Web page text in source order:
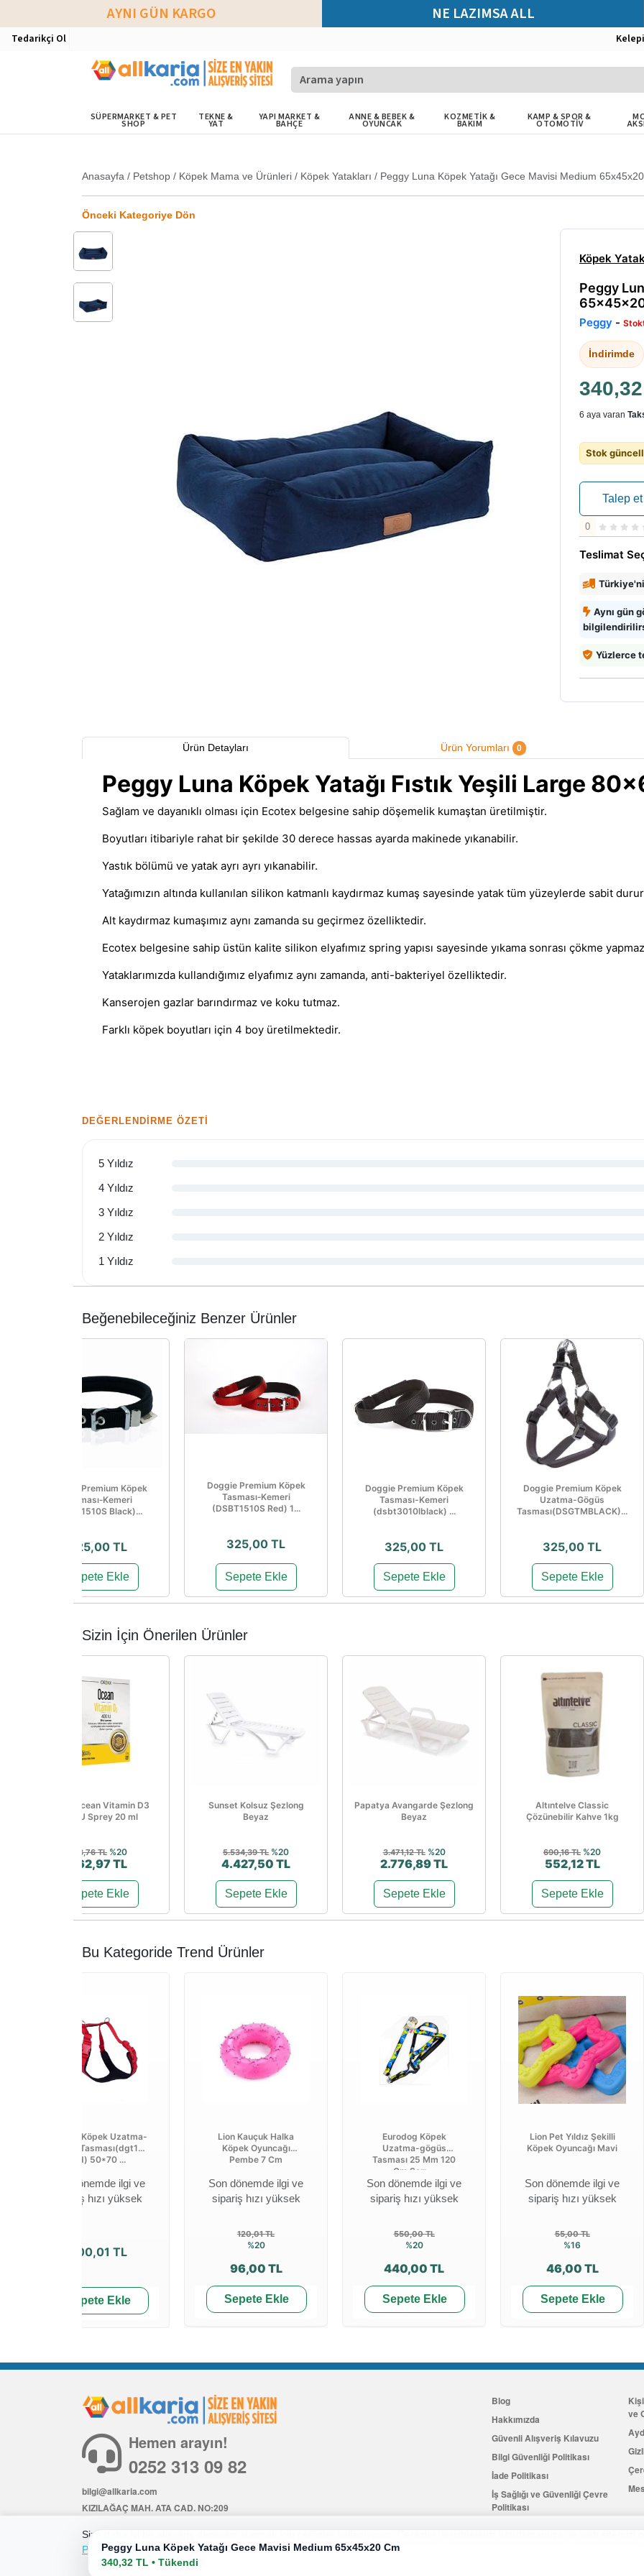
AYNI GÜN KARGO NE LAZIMSA ALL
Tedarikçi Ol
SÜPERMARKET & PET
SHOP
TEKNE &
YAT
YAPI MARKET &
BAHÇE
ANNE & BEBEK &
OYUNCAK
KOZMETİK &
BAKIM
KAMP & SPOR &
OTOMOTİV
Anasayfa / Petshop / Köpek Mama ve Ürünleri / Köpek Yatakları / Peggy Luna Köpek Yatağı Gece Mavisi Medium
Önceki Kategoriye Dön
Köpek
Peggy
Peggy -
İndirimde
340,32
6 aya varan
Stok
Talep et
0
Teslimat
Aynı gün
Yüzlerce
Ürün Detayları Ürün Yorumları 0
Peggy Luna Köpek Yatağı Fıstık Yeşili Large
Sağlam ve dayanıklı olması için Ecotex belgesine sahip döşemelik kumaştan üretilmiştir.
Boyutları itibariyle rahat bir şekilde 30 derece hassas ayarda makinede yıkanabilir.
Yastık bölümü ve yatak ayrı ayrı yıkanabilir.
Yatağımızın altında kullanılan silikon katmanlı kaydırmaz kumaş sayesinde yatak tüm yüzeylerde sabit
Alt kaydırmaz kumaşımız aynı zamanda su geçirmez özelliktedir.
Ecotex belgesine sahip üstün kalite silikon elyafımız spring yapısı sayesinde yıkama sonrası çökme
Yataklarımızda kullandığımız elyafımız aynı zamanda, anti-bakteriyel özelliktedir.
Kanserojen gazlar barındırmaz ve koku tutmaz.
Farklı köpek boyutları için 4 boy üretilmektedir.
DEĞERLENDIRME ÖZETI
5 Yıldız
4 Yıldız
3 Yıldız
2 Yıldız
1 Yıldız
Beğenebileceğiniz Benzer Ürünler
Doggie Premium Köpek
Tasması‑Kemeri
(DSBT1510S Black)...
325,00 TL
Sepete Ekle
Doggie Premium Köpek
Tasması‑Kemeri
(DSBT1510S Red) 1...
325,00 TL
Sepete Ekle
Doggie Premium Köpek
Tasması-Kemeri
(dsbt3010lblack) ...
325,00 TL
Sepete Ekle
Doggie Premium Köpek
Uzatma-Gögüs
Tasması(DSGTMBLACK)...
325,00 TL
Sepete Ekle
Sizin İçin Önerilen Ürünler
Orzax Ocean Vitamin D3
400 IU Sprey 20 ml
453,76 TL %20
362,97 TL
Sepete Ekle
Sunset Kolsuz Şezlong
Beyaz
5.534,39 TL %20
4.427,50 TL
Sepete Ekle
Papatya Avangarde Şezlong
Beyaz
3.471,12 TL %20
2.776,89 TL
Sepete Ekle
Altıntelve Classic
Çözünebilir Kahve 1kg
690,16 TL %20
552,12 TL
Sepete Ekle
Bu Kategoride Trend Ürünler
Gögüs Tasması(dgt10l
red) 50*70 ...
Son dönemde ilgi ve
sipariş hızı yüksek
300,01 TL
Sepete Ekle
Lion Kauçuk Halka
Köpek Oyuncağı
Pembe 7 Cm
Son dönemde ilgi ve
sipariş hızı yüksek
120,01 TL
%20
96,00 TL
Sepete Ekle
Eurodog Köpek
Uzatma-gögüs
Tasması 25 Mm 120
Cm Sarı ...
Son dönemde ilgi ve
sipariş hızı yüksek
550,00 TL
%20
440,00 TL
Sepete Ekle
Lion Pet Yıldız Şekilli
Köpek Oyuncağı Mavi
Son dönemde ilgi ve
sipariş hızı yüksek
55,00 TL
%16
46,00 TL
Sepete Ekle
Peggy Luna Köpek Yatağı Gece Mavisi Medium 65x45x20 Cm
340,32 TL • Tükendi
Size daha iyi bir alışveriş deneyimi sunmak için çerezler kullanıyoruz. Çerezler, tercihlerinizi hatırlamamıza ve web sitemizi
Politikamızagöz atabilirsiniz.
Hemen arayın!
0252 313 09 82
bilgi@allkaria.com
KIZILAĞAÇ MAH. ATA CAD. NO:209
Blog
Hakkımızda
Güvenli Alışveriş Kılavuzu
Bilgi Güvenliği Politikası
İade Politikası
İş Sağlığı ve Güvenliği Çevre
Politikası
ve
...ve 100 ₺